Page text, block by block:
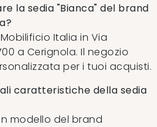
la sedia "Bianca" del brand
Italia in Via
a Cerignola. Il negozio
per i tuoi acquisti.
caratteristiche della sedia
modello del brand